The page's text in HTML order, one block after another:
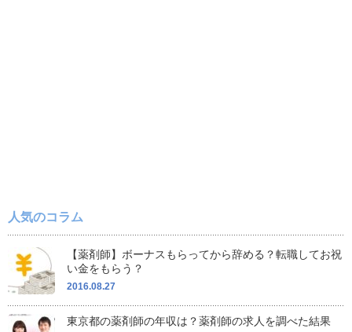
人気のコラム
【薬剤師】ボーナスもらってから辞める？転職してお祝
い金をもらう？
2016.08.27
東京都の薬剤師の年収は？薬剤師の求人を調べた結果